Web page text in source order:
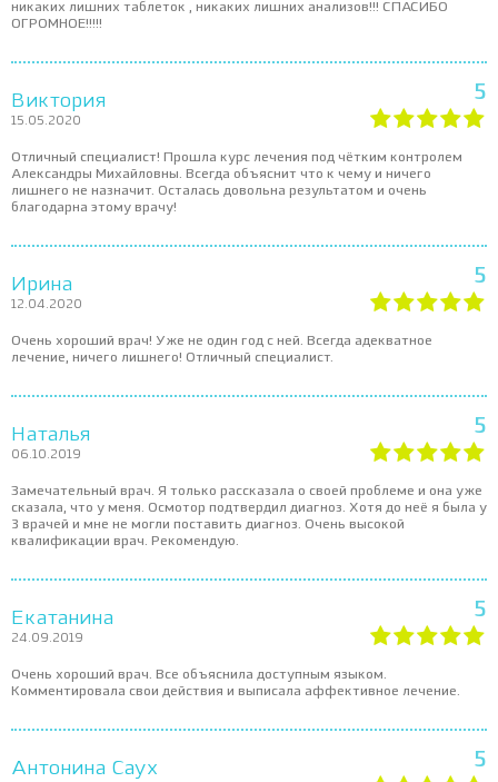
никаких лишних таблеток , никаких лишних анализов!!! СПАСИБО
ОГРОМНОЕ!!!!!
Виктория
15.05.2020
5
Отличный специалист! Прошла курс лечения под чётким контролем
Александры Михайловны. Всегда объяснит что к чему и ничего
лишнего не назначит. Осталась довольна результатом и очень
благодарна этому врачу!
Ирина
12.04.2020
5
Очень хороший врач! Уже не один год с ней. Всегда адекватное
лечение, ничего лишнего! Отличный специалист.
Наталья
06.10.2019
5
Замечательный врач. Я только рассказала о своей проблеме и она уже
сказала, что у меня. Осмотор подтвердил диагноз. Хотя до неё я была у
3 врачей и мне не могли поставить диагноз. Очень высокой
квалификации врач. Рекомендую.
Екатанина
24.09.2019
5
Очень хороший врач. Все объяснила доступным языком.
Комментировала свои действия и выписала аффективное лечение.
Антонина Саух 5